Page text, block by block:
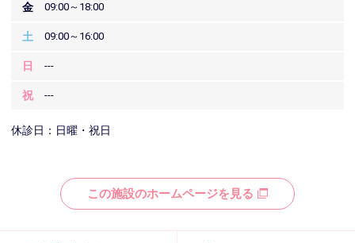
金 09:00～18:00
土 09:00～16:00
日 ---
祝 ---
休診日：日曜・祝日
この施設のホームページを見る